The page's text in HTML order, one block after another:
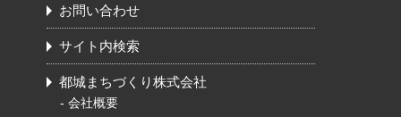
お問い合わせ
サイト内検索
都城まちづくり株式会社
- 会社概要